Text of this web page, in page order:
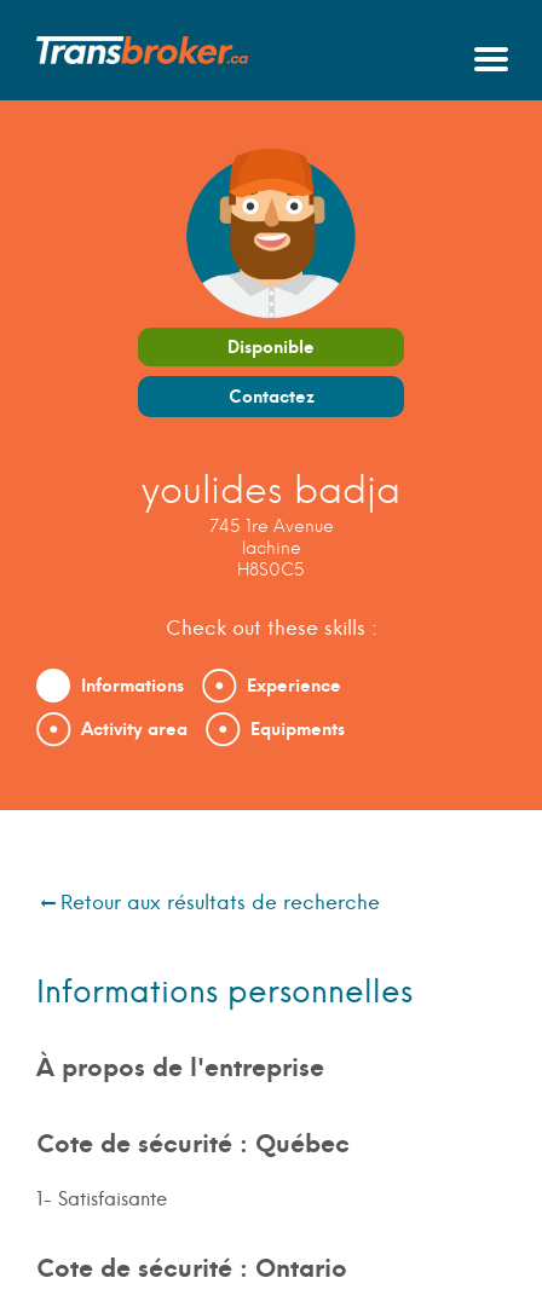
Disponible
Contactez
youlides badja
745 1re Avenue
lachine
H8S0C5
Check out these skills :
Informations
Experience
Activity area
Equipments
Retour aux résultats de recherche
Informations personnelles
À propos de l'entreprise
Cote de sécurité : Québec
1- Satisfaisante
Cote de sécurité : Ontario